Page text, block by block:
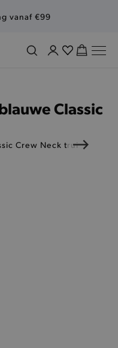
vanaf €99
Classic